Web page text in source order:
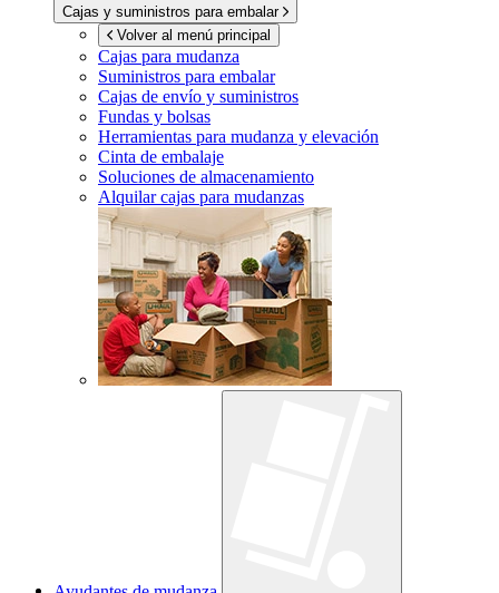
Cajas y suministros para embalar
Volver al menú principal
Cajas para mudanza
Suministros para embalar
Cajas de envío y suministros
Fundas y bolsas
Herramientas para mudanza y elevación
Cinta de embalaje
Soluciones de almacenamiento
Alquilar cajas para mudanzas